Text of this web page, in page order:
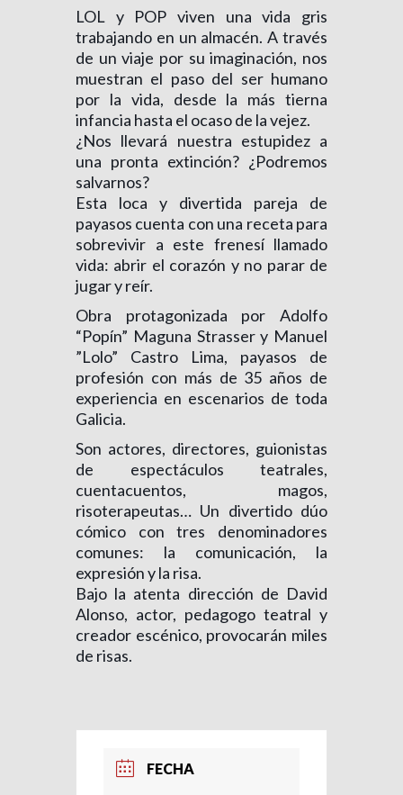
LOL y POP viven una vida gris
trabajando en un almacén. A través
de un viaje por su imaginación, nos
muestran el paso del ser humano
por la vida, desde la más tierna
infancia hasta el ocaso de la vejez.
¿Nos llevará nuestra estupidez a
una pronta extinción? ¿Podremos
salvarnos?
Esta loca y divertida pareja de
payasos cuenta con una receta para
sobrevivir a este frenesí llamado
vida: abrir el corazón y no parar de
jugar y reír.
Obra protagonizada por Adolfo
“Popín” Maguna Strasser y Manuel
”Lolo” Castro Lima, payasos de
profesión con más de 35 años de
experiencia en escenarios de toda
Galicia.
Son actores, directores, guionistas
de espectáculos teatrales,
cuentacuentos, magos,
risoterapeutas… Un divertido dúo
cómico con tres denominadores
comunes: la comunicación, la
expresión y la risa.
Bajo la atenta dirección de David
Alonso, actor, pedagogo teatral y
creador escénico, provocarán miles
de risas.
FECHA